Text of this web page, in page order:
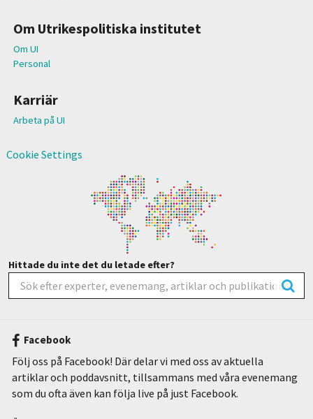
Om Utrikespolitiska institutet
Om UI
Personal
Karriär
Arbeta på UI
Cookie Settings
Hittade du inte det du letade efter?
Facebook
Följ oss på Facebook! Där delar vi med oss av aktuella
artiklar och poddavsnitt, tillsammans med våra evenemang
som du ofta även kan följa live på just Facebook.